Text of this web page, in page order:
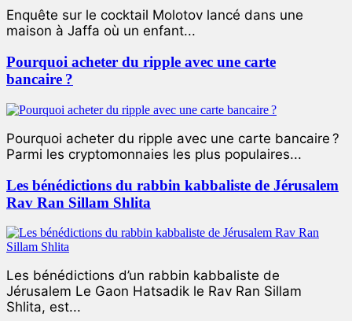
Enquête sur le cocktail Molotov lancé dans une
maison à Jaffa où un enfant...
Pourquoi acheter du ripple avec une carte
bancaire ?
Pourquoi acheter du ripple avec une carte bancaire ?
Parmi les cryptomonnaies les plus populaires...
Les bénédictions du rabbin kabbaliste de Jérusalem
Rav Ran Sillam Shlita
Les bénédictions d’un rabbin kabbaliste de
Jérusalem Le Gaon Hatsadik le Rav Ran Sillam
Shlita, est...